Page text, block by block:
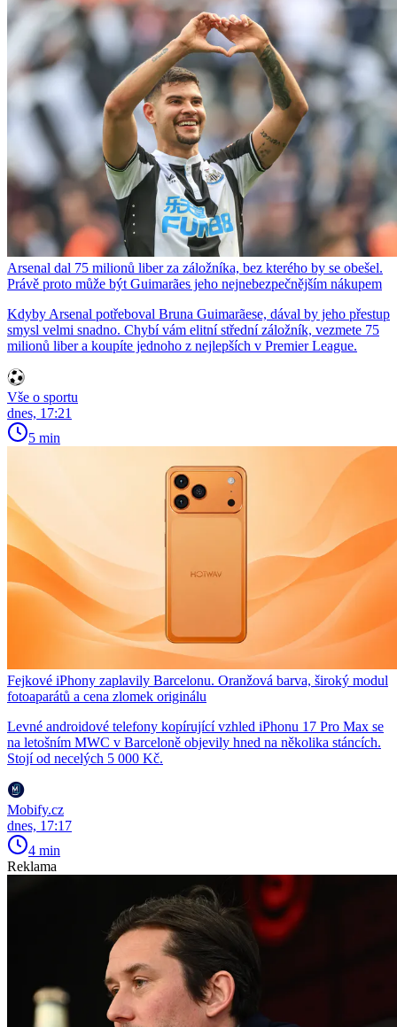
Arsenal dal 75 milionů liber za záložníka, bez kterého by se obešel.
Právě proto může být Guimarães jeho nejnebezpečnějším nákupem
Kdyby Arsenal potřeboval Bruna Guimarãese, dával by jeho přestup
smysl velmi snadno. Chybí vám elitní střední záložník, vezmete 75
milionů liber a koupíte jednoho z nejlepších v Premier League.
Vše o sportu
dnes, 17:21
5 min
Fejkové iPhony zaplavily Barcelonu. Oranžová barva, široký modul
fotoaparátů a cena zlomek originálu
Levné androidové telefony kopírující vzhled iPhonu 17 Pro Max se
na letošním MWC v Barceloně objevily hned na několika stáncích.
Stojí od necelých 5 000 Kč.
Mobify.cz
dnes, 17:17
4 min
Reklama